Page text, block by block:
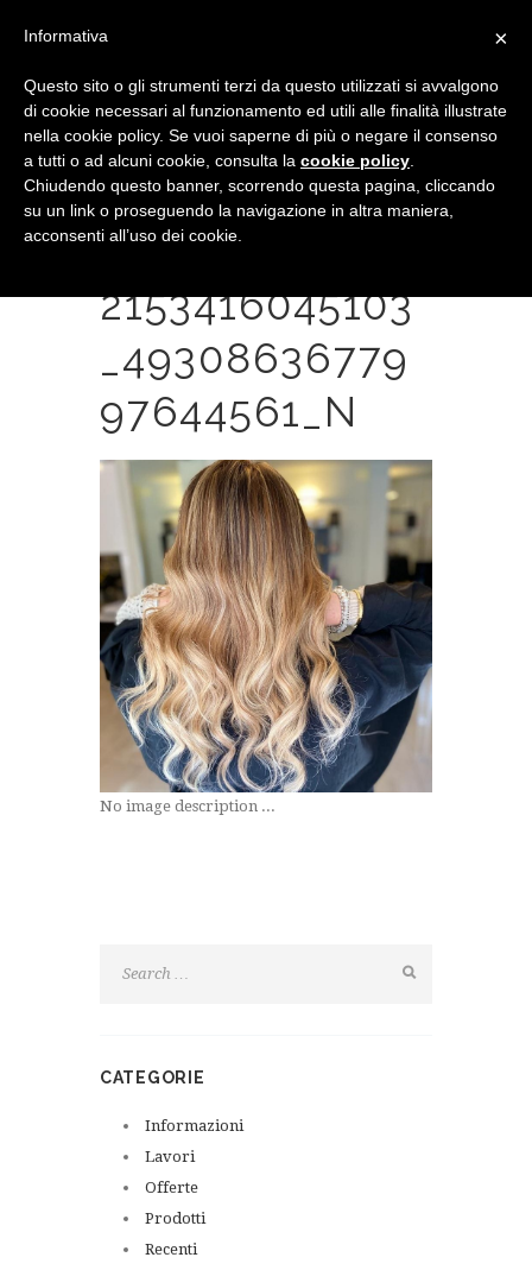
122478814_274
2153416045103
_49308636779
97644561_N
No image description ...
CATEGORIE
Informazioni
Lavori
Offerte
Prodotti
Recenti
×
Informativa
Questo sito o gli strumenti terzi da questo utilizzati si avvalgono
di cookie necessari al funzionamento ed utili alle finalità illustrate
nella cookie policy. Se vuoi saperne di più o negare il consenso
a tutti o ad alcuni cookie, consulta la cookie policy
Chiudendo questo banner, scorrendo questa pagina, cliccando
su un link o proseguendo la navigazione in altra maniera,
acconsenti all’uso dei cookie.